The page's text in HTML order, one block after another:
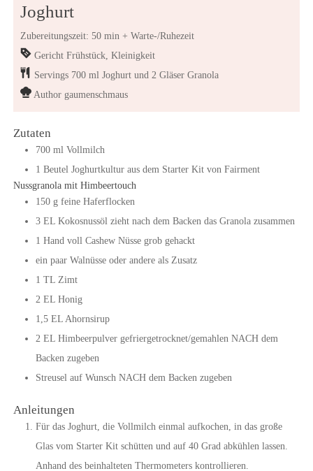
Joghurt
Zubereitungszeit: 50 min + Warte-/Ruhezeit
Gericht Frühstück, Kleinigkeit
Servings 700 ml Joghurt und 2 Gläser Granola
Author gaumenschmaus
Zutaten
700 ml Vollmilch
1 Beutel Joghurtkultur aus dem Starter Kit von Fairment
Nussgranola mit Himbeertouch
150 g feine Haferflocken
3 EL Kokosnussöl zieht nach dem Backen das Granola zusammen
1 Hand voll Cashew Nüsse grob gehackt
ein paar Walnüsse oder andere als Zusatz
1 TL Zimt
2 EL Honig
1,5 EL Ahornsirup
2 EL Himbeerpulver gefriergetrocknet/gemahlen NACH dem
Backen zugeben
Streusel auf Wunsch NACH dem Backen zugeben
Anleitungen
Für das Joghurt, die Vollmilch einmal aufkochen, in das große
Glas vom Starter Kit schütten und auf 40 Grad abkühlen lassen.
Anhand des beinhalteten Thermometers kontrollieren.